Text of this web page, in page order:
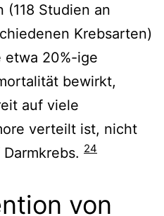
(118 Studien an
Krebsarten)
etwa 20%-ige
bewirkt,
auf viele
verteilt ist, nicht
24
von